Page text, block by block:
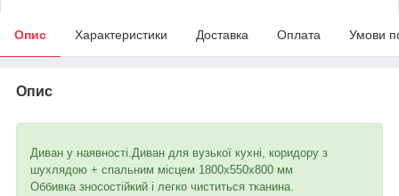
Опис Характеристики Доставка Оплата Умови
Опис
Диван у наявності.Диван для вузької кухні, коридору з
шухлядою + спальним місцем 1800х550х800 мм
Оббивка зносостійкий і легко чиститься тканина.